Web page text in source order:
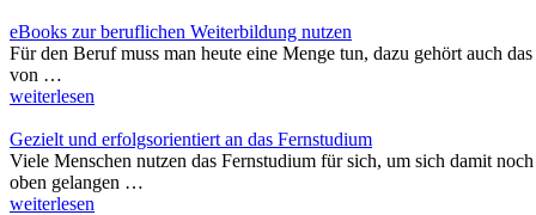
eBooks zur beruflichen Weiterbildung nutzen
Für den Beruf muss man heute eine Menge tun, dazu gehört auch
von …
weiterlesen
Gezielt und erfolgsorientiert an das Fernstudium
Viele Menschen nutzen das Fernstudium für sich, um sich damit
oben gelangen …
weiterlesen